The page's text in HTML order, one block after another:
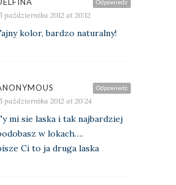
Odpowiedz
października 2012 at 20:12
kolor, bardzo naturalny!
Odpowiedz
października 2012 at 20:24
mi sie laska i tak najbardziej
w lokach….
Ci to ja druga laska